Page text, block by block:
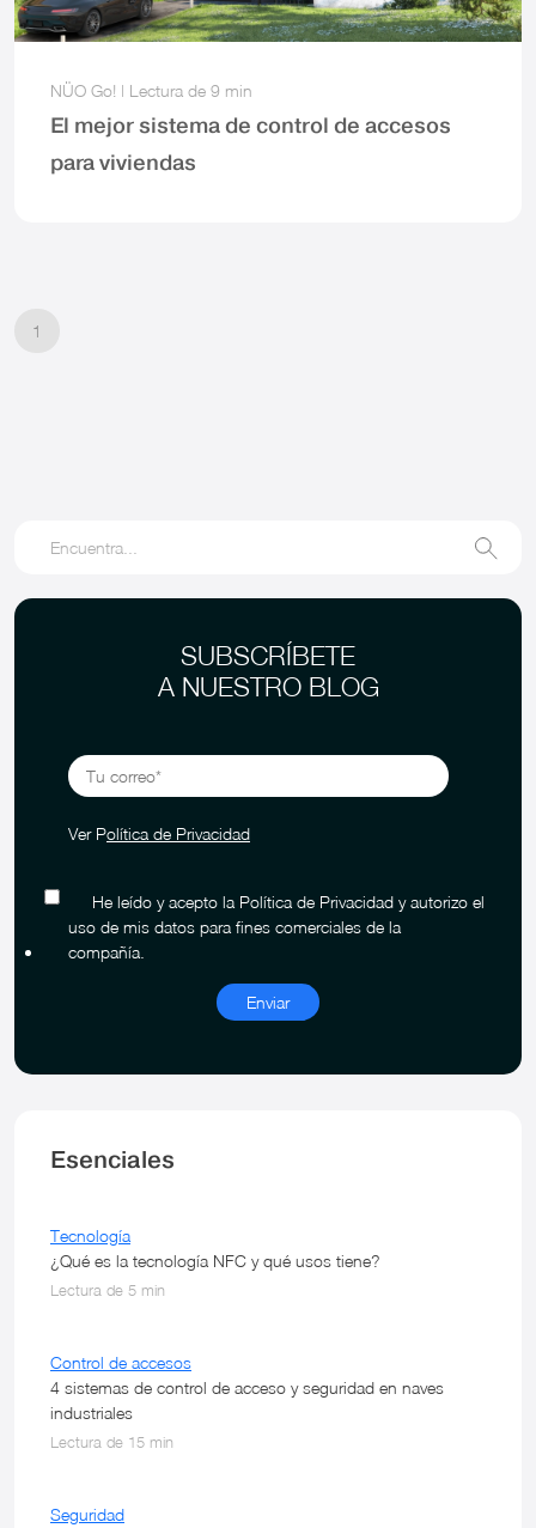
NÜO Go! | Lectura de 9 min
El mejor sistema de control de accesos
para viviendas
1
SUBSCRÍBETE
A NUESTRO BLOG
Ver Política de Privacidad
He leído y acepto la Política de Privacidad y autorizo el
uso de mis datos para fines comerciales de la
compañía.
Esenciales
Tecnología
¿Qué es la tecnología NFC y qué usos tiene?
Lectura de 5 min
Control de accesos
4 sistemas de control de acceso y seguridad en naves
industriales
Lectura de 15 min
Seguridad